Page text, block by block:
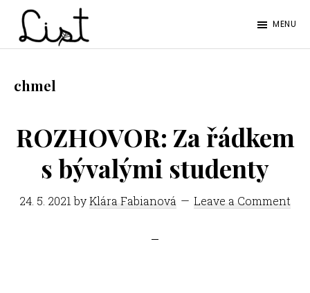
Skip
content
Skip
LIST
časopis
Litoměřice
MENU
chmel
ROZHOVOR: Za řádkem
s bývalými studenty
24. 5. 2021 byKlára Fabianová Leave a Comment